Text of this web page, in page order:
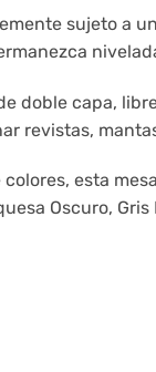
sujeto a
doble capa,
revistas,
esta
Oscuro,